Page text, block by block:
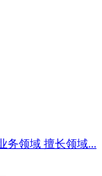
务领域 擅长领域...